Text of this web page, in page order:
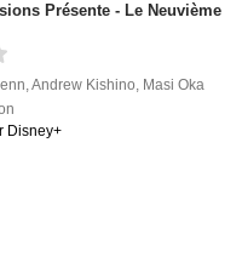
Présente - Le Neuvième
,Andrew Kishino, Masi Oka
Disney+